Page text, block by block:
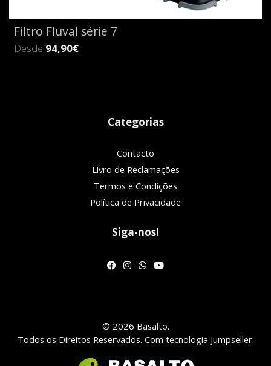
Filtro Fluval série 7
Desde 94,90€
Categorias
Contacto
Livro de Reclamações
Termos e Condições
Política de Privacidade
Siga-nos!
© 2026 Basalto.
Todos os Direitos Reservados. Com tecnologia Jumpseller.